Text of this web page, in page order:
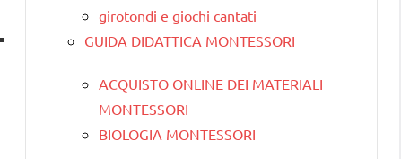
girotondi e giochi cantati
GUIDA DIDATTICA MONTESSORI
ACQUISTO ONLINE DEI MATERIALI
MONTESSORI
BIOLOGIA MONTESSORI